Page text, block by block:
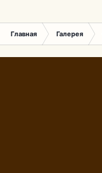
Главная Галерея